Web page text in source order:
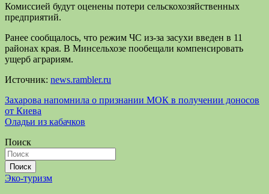
Комиссией будут оценены потери сельскохозяйственных
предприятий.
Ранее сообщалось, что режим ЧС из-за засухи введен в 11
районах края. В Минсельхозе пообещали компенсировать
ущерб аграриям.
Источник: news.rambler.ru
Навигация
по
Захарова напомнила о признании МОК в получении доносов
от Киева
Оладьи из кабачков
Поиск
Поиск
Эко-туризм